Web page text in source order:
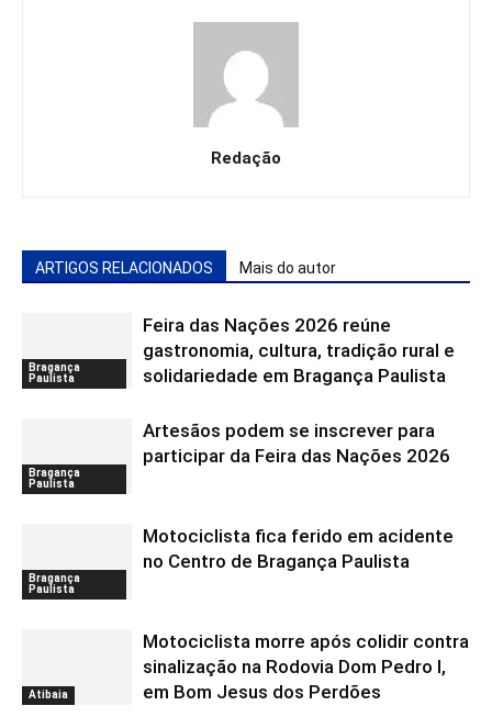
Redação
ARTIGOS RELACIONADOS Mais do autor
Bragança
Paulista
Feira das Nações 2026 reúne
gastronomia, cultura, tradição rural e
solidariedade em Bragança Paulista
Bragança
Paulista
Artesãos podem se inscrever para
participar da Feira das Nações 2026
Bragança
Paulista
Motociclista fica ferido em acidente
no Centro de Bragança Paulista
Atibaia
Motociclista morre após colidir contra
sinalização na Rodovia Dom Pedro I,
em Bom Jesus dos Perdões